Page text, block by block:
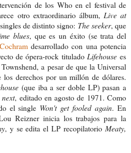
de los Who en el festival de
otro extraordinario álbum, Live at
de distinto signo: The seeker, que
blues, que es un éxito (se trata del
desarrollado con una potencia
de ópera-rock titulado Lifehousees
a pesar de que la Universal
los derechos por un millón de dólares.
(que iba a ser doble LP) pasan a
next, editado en agosto de 1971. Como
el single Won't get fooled again. En
Reizner inicia los trabajos para la
, y se edita el LP recopilatorio Meaty,